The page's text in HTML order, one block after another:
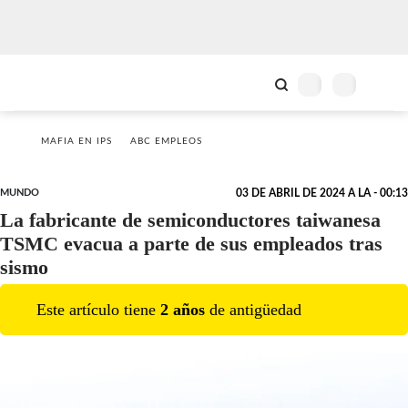
MAFIA EN IPS ABC EMPLEOS
MUNDO 03 DE ABRIL DE 2024 A LA - 00:13
La fabricante de semiconductores taiwanesa
TSMC evacua a parte de sus empleados tras
sismo
Este artículo tiene 2 años de antigüedad